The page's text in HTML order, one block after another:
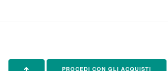
PROCEDI CON GLI ACQUISTI